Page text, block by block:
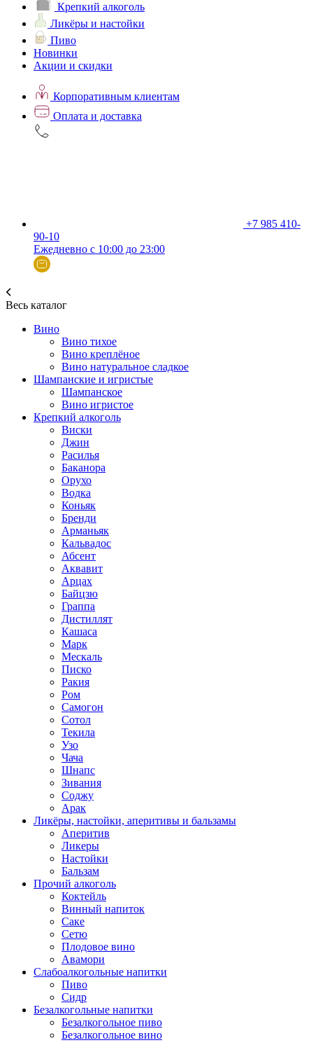
Крепкий алкоголь
Ликёры и настойки
Пиво
Новинки
Акции и скидки
Корпоративным клиентам
Оплата и доставка
+7 985 410-
90-10
Ежедневно с 10:00 до 23:00
Весь каталог
Вино
Вино тихое
Вино креплёное
Вино натуральное сладкое
Шампанские и игристые
Шампанское
Вино игристое
Крепкий алкоголь
Виски
Джин
Расилья
Баканора
Орухо
Водка
Коньяк
Бренди
Арманьяк
Кальвадос
Абсент
Аквавит
Арцах
Байцзю
Граппа
Дистиллят
Кашаса
Марк
Мескаль
Писко
Ракия
Ром
Самогон
Сотол
Текила
Узо
Чача
Шнапс
Зивания
Соджу
Арак
Ликёры, настойки, аперитивы и бальзамы
Аперитив
Ликеры
Настойки
Бальзам
Прочий алкоголь
Коктейль
Винный напиток
Саке
Сетю
Плодовое вино
Авамори
Слабоалкогольные напитки
Пиво
Сидр
Безалкогольные напитки
Безалкогольное пиво
Безалкогольное вино